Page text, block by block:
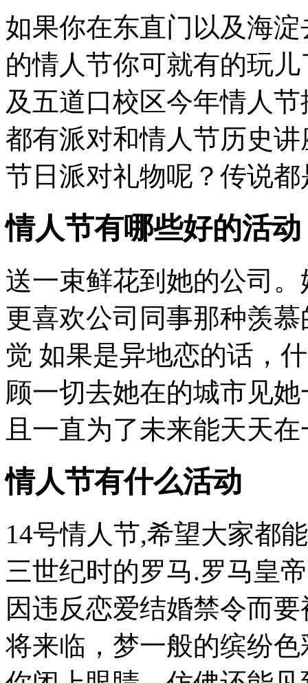
如果你在东直门以及海
的情人节你可就有的玩
及五道口校区今年情人
都有派对和情人节历史
节日派对礼物呢？传说
情人节有哪些好的活动
送一束鲜花到她的公司
更喜欢公司同事那种羡
觉 如果是异地恋的话，
顾一切去她在的城市见
且一直为了未来能天天
情人节有什么活动
14号情人节,希望大家都
三世纪时的罗马.罗马皇
因违反恋爱结婚禁令而
将来临，梦一般的缤纷